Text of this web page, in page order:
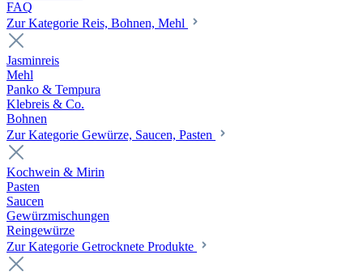
FAQ
Zur Kategorie Reis, Bohnen, Mehl
Jasminreis
Mehl
Panko & Tempura
Klebreis & Co.
Bohnen
Zur Kategorie Gewürze, Saucen, Pasten
Kochwein & Mirin
Pasten
Saucen
Gewürzmischungen
Reingewürze
Zur Kategorie Getrocknete Produkte